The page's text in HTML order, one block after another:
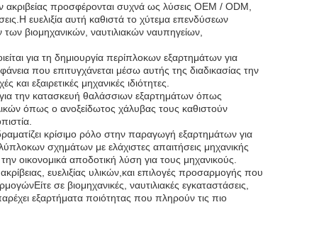
προσφέρονται συχνά ως λύσεις OEM / ODM,
ευελιξία αυτή καθιστά το χύτεμα επενδύσεων
βιομηχανικών, ναυτιλιακών ναυπηγείων,
για τη δημιουργία περίπλοκων εξαρτημάτων για
που επιτυγχάνεται μέσω αυτής της διαδικασίας την
εξαιρετικές μηχανικές ιδιότητες.
την κατασκευή θαλάσσιων εξαρτημάτων όπως
όπως ο ανοξείδωτος χάλυβας τους καθιστούν
κρίσιμο ρόλο στην παραγωγή εξαρτημάτων για
σχημάτων με ελάχιστες απαιτήσεις μηχανικής
οικονομικά αποδοτική λύση για τους μηχανικούς.
ευελιξίας υλικών,και επιλογές προσαρμογής που
σε βιομηχανικές, ναυτιλιακές εγκαταστάσεις,
εξαρτήματα ποιότητας που πληρούν τις πιο